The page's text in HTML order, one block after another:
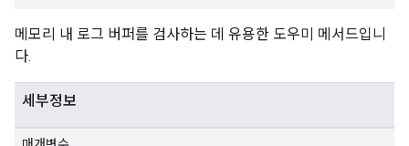
메모리 내 로그 버퍼를 검사하는 데 유용한 도우미 메서드입니
다.
세부정보